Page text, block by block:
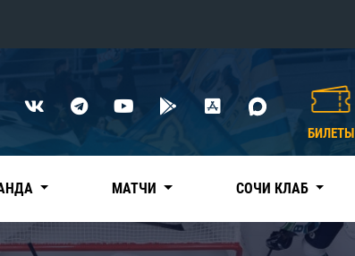
Нефтехимик
БИЛЕТЫ
МАТЧИ СОЧИ КЛАБ